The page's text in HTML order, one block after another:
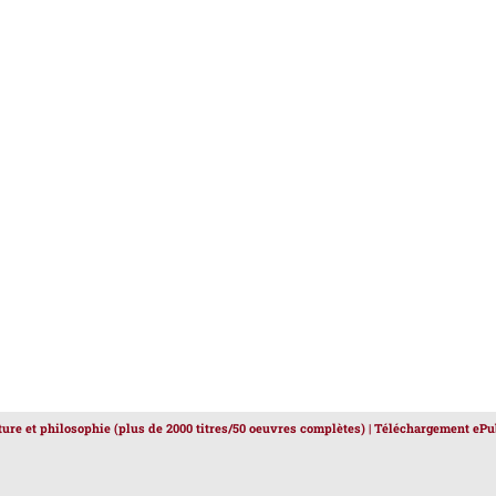
et philosophie (plus de 2000 titres/50 oeuvres complètes) | Téléchargement